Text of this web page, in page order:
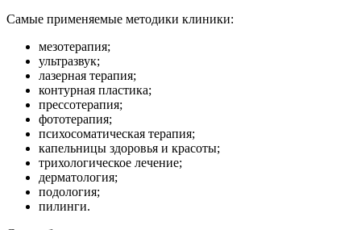
Самые применяемые методики клиники:
мезотерапия;
ультразвук;
лазерная терапия;
контурная пластика;
прессотерапия;
фототерапия;
психосоматическая терапия;
капельницы здоровья и красоты;
трихологическое лечение;
дерматология;
подология;
пилинги.